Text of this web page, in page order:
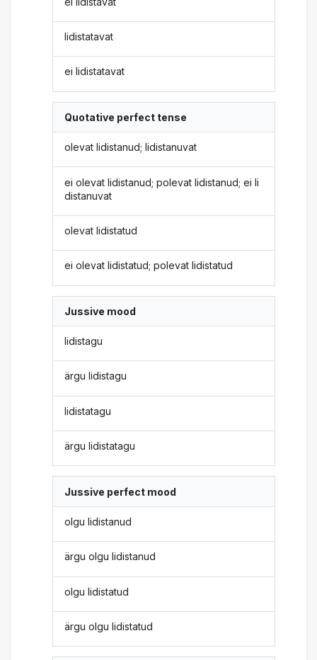
lidistatavat
ei lidistatavat
Quotative perfect tense
olevat lidistanud; lidistanuvat
ei olevat lidistanud; polevat lidistanud; ei li
distanuvat
olevat lidistatud
ei olevat lidistatud; polevat lidistatud
Jussive mood
lidistagu
ärgu lidistagu
lidistatagu
ärgu lidistatagu
Jussive perfect mood
olgu lidistanud
ärgu olgu lidistanud
olgu lidistatud
ärgu olgu lidistatud